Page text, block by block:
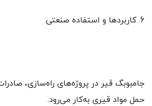
6. کاربردها و استفاده صنعتی
جامبوبگ قیر در پروژه‌های راه‌سازی،
حمل مواد قیری به‌کار می‌رود.